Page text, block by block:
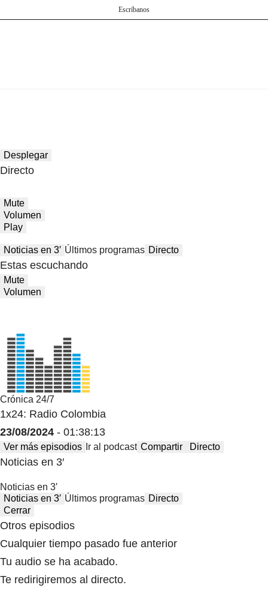
Escríbanos
Desplegar
Directo
Mute
Volumen
Play
Noticias en 3′ Últimos programas Directo
Estas escuchando
Mute
Volumen
Crónica 24/7
1x24: Radio Colombia
23/08/2024 - 01:38:13
Ver más episodios Ir al podcast Compartir Directo
Noticias en 3′
Noticias en 3′
Noticias en 3′ Últimos programas Directo
Cerrar
Otros episodios
Cualquier tiempo pasado fue anterior
Tu audio se ha acabado.
Te redirigiremos al directo.